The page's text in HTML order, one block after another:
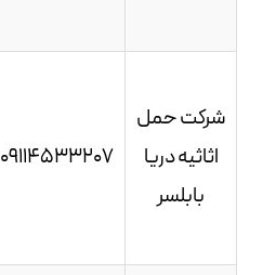
شرکت حمل
اثاثیه دریا
بابلسر
09114533207